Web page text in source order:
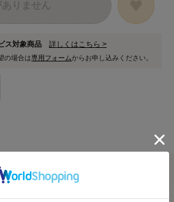
ス対象商品 詳しくはこちら >
の場合は専用フォームからお申し込みください。
り扱い商品のご注文専用ページです※